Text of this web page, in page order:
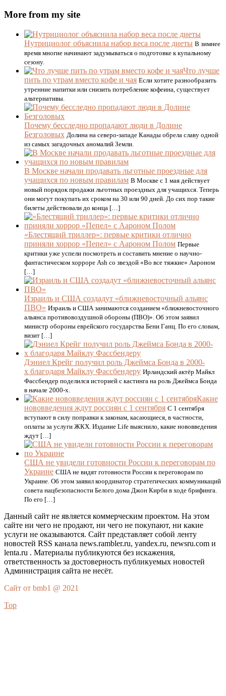
More from my site
Нутрициолог объяснила набор веса после диеты В зимнее
время многие начинают задумываться о подготовке к купальному
сезону.
Что лучше
пить по утрам вместо кофе и чая Если хотите разнообразить
утренние напитки или снизить потребление кофеина, существует
альтернативы.
Почему бесследно пропадают люди в Долине
Безголовых Долина на северо-западе Канады обрела славу одной
из самых загадочных аномалий Земли.
В Москве начали продавать льготные проездные для
учащихся по новым правилам В Москве с 1 мая действует
новый порядок продажи льготных проездных для учащихся. Теперь
они могут покупать их сроком на 30 или 90 дней. До сих пор такие
билеты действовали до конца […]
«Блестящий триллер»: первые критики отлично
приняли хоррор «Пепел» с Аароном Полом Первые
критики уже успели посмотреть и составить мнение о научно-
фантастическом хорроре Ash со звездой «Во все тяжкие» Аароном
[…]
Израиль и США создадут «ближневосточный альянс
ПВО» Израиль и США занимаются созданием «ближневосточного
альянса противовоздушной обороны (ПВО)». Об этом заявил
министр обороны еврейского государства Бени Ганц. По его словам,
визит […]
Дэниел Крейг получил роль Джеймса Бонда в 2000-
х благодаря Майклу Фассбендеру Ирландский актёр Майкл
Фассбендер поделился историей с кастинга на роль Джеймса Бонда
в начале 2000-х.
Какие
нововведения ждут россиян с 1 сентября С 1 сентября
вступают в силу поправки к законам, касающиеся, в частности,
оплаты за услуги ЖКХ. Издание Life выяснило, какие нововведения
ждут […]
США не увидели готовности России к переговорам по
Украине США не видят готовности России к переговорам по
Украине. Об этом заявил координатор стратегических коммуникаций
совета нацбезопасности Белого дома Джон Кирби в ходе брифинга.
По его […]
Данный сайт не является коммерческим проектом. На этом
сайте ни чего не продают, ни чего не покупают, ни какие
услуги не оказываются. Сайт представляет собой ленту
новостей RSS канала news.rambler.ru, yandex.ru, newsru.com и
lenta.ru . Материалы публикуются без искажения,
ответственность за достоверность публикуемых новостей
Администрация сайта не несёт.
Сайт от bmb1 @ 2021
Top